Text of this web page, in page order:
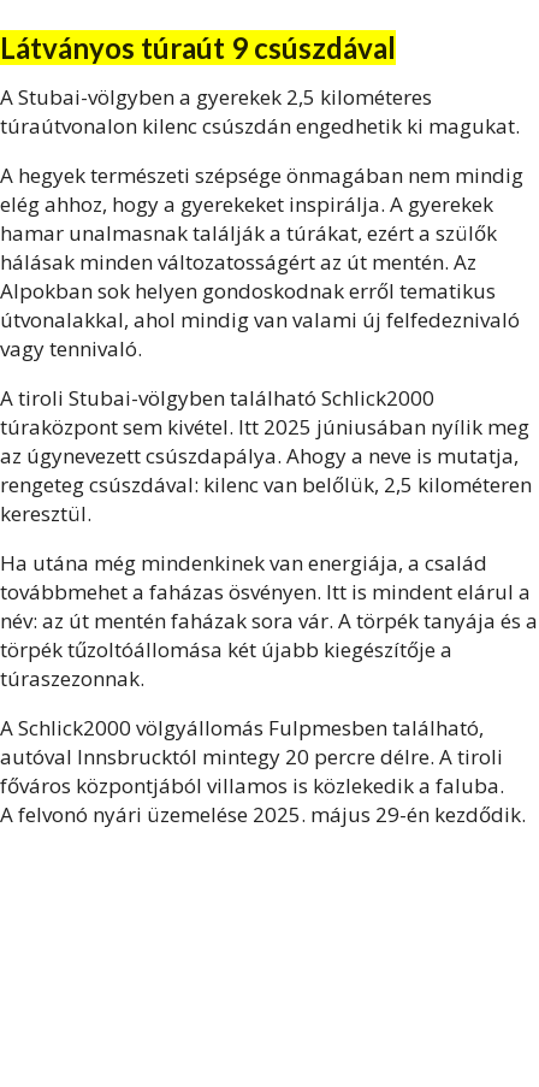
Látványos túraút 9 csúszdával
A Stubai-völgyben a gyerekek 2,5 kilométeres
túraútvonalon kilenc csúszdán engedhetik ki magukat.
A hegyek természeti szépsége önmagában nem mindig
elég ahhoz, hogy a gyerekeket inspirálja. A gyerekek
hamar unalmasnak találják a túrákat, ezért a szülők
hálásak minden változatosságért az út mentén. Az
Alpokban sok helyen gondoskodnak erről tematikus
útvonalakkal, ahol mindig van valami új felfedeznivaló
vagy tennivaló.
A tiroli Stubai-völgyben található Schlick2000
túraközpont sem kivétel. Itt 2025 júniusában nyílik meg
az úgynevezett csúszdapálya. Ahogy a neve is mutatja,
rengeteg csúszdával: kilenc van belőlük, 2,5 kilométeren
keresztül.
Ha utána még mindenkinek van energiája, a család
továbbmehet a faházas ösvényen. Itt is mindent elárul a
név: az út mentén faházak sora vár. A törpék tanyája és a
törpék tűzoltóállomása két újabb kiegészítője a
túraszezonnak.
A Schlick2000 völgyállomás Fulpmesben található,
autóval Innsbrucktól mintegy 20 percre délre. A tiroli
főváros központjából villamos is közlekedik a faluba.
A felvonó nyári üzemelése 2025. május 29-én kezdődik.